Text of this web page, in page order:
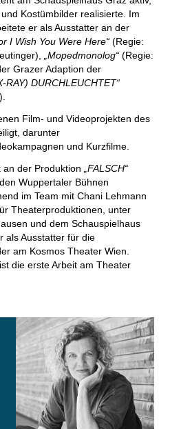
Kostümbilder realisierte. Im
er als Ausstatter an der
I Wish You Were Here“ (Regie:
„Mopedmonolog“ (Regie:
Grazer Adaption der
RAY) DURCHLEUCHTET“
Film- und Videoprojekten des
darunter
und Kurzfilme.
an der Produktion„FALSCH“
Wuppertaler Bühnen
im Team mit Chani Lehmann
Theaterproduktionen, unter
und dem Schauspielhaus
als Ausstatter für die
am Kosmos Theater Wien.
die erste Arbeit am Theater